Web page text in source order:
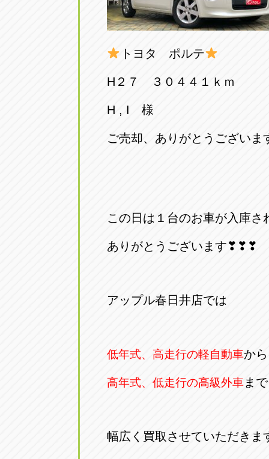
オートフ
052-400-
オートフレンド
愛知県清須市春日砂賀東114
三重
トラック市四日市店
トヨタ ポルテ
H２７ ３０４４１ｋｍ
H , I 様
ご売却、ありがとうございま
この日は１台のお車が入庫さ
ありがとうございます❣❣❣
アップル春日井店では
低年式、高走行の軽自動車から
高年式、低走行の高級外車まで
幅広く買取させていただきま